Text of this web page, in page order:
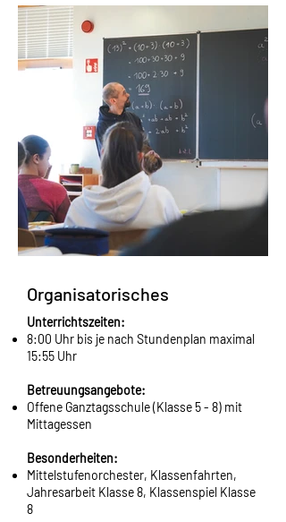
Organisatorisches
Unterrichtszeiten:
8:00 Uhr bis je nach Stundenplan maximal
15:55 Uhr
Betreuungsangebote:
Offene Ganztagsschule (Klasse 5 - 8) mit
Mittagessen
Besonderheiten:
Mittelstufenorchester, Klassenfahrten,
Jahresarbeit Klasse 8, Klassenspiel Klasse
8